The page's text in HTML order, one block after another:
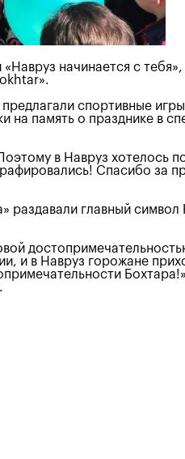
начинается с
спортивные
память о празднике в
в Навруз хотелось
Спасибо за
главный
и в Навруз горожане